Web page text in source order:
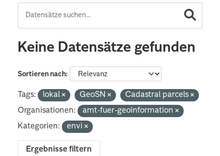
Keine Datensätze gefunden
Sortieren nach
Tags: lokal GeoSN
Cadastral parcels
Organisationen:
amt-fuer-geoinformation
Kategorien:
envi
Ergebnisse filtern